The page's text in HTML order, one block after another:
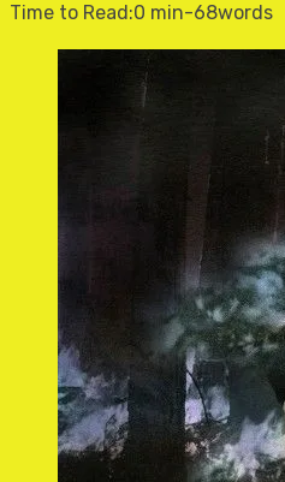
Time to Read:0 min-68words